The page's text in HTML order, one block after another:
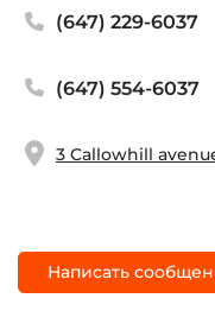
(647) 229-6037
(647) 554-6037
3 Callowhill
Написать